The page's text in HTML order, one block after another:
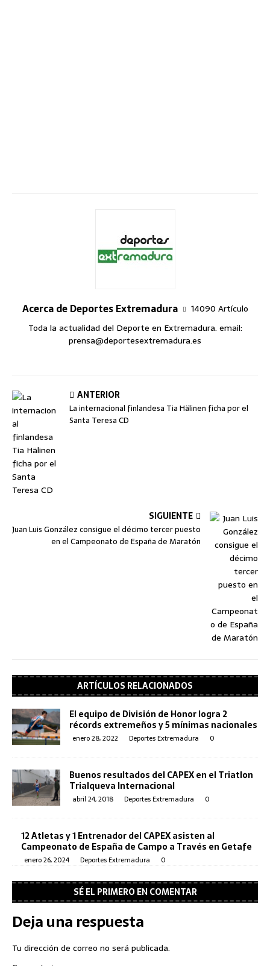
Acerca de Deportes Extremadura
14090 Artículo
Toda la actualidad del Deporte en Extremadura. email:
prensa@deportesextremadura.es
ANTERIOR
La internacional finlandesa Tia Hälinen ficha por el
Santa Teresa CD
SIGUIENTE
Juan Luis González consigue el décimo tercer puesto
en el Campeonato de España de Maratón
ARTÍCULOS RELACIONADOS
El equipo de División de Honor logra 2
récords extremeños y 5 mínimas nacionales
enero 28, 2022 Deportes Extremadura 0
Buenos resultados del CAPEX en el Triatlon
Trialqueva Internacional
abril 24, 2018 Deportes Extremadura 0
12 Atletas y 1 Entrenador del CAPEX asisten al
Campeonato de España de Campo a Través en Getafe
enero 26, 2024 Deportes Extremadura 0
SÉ EL PRIMERO EN COMENTAR
Deja una respuesta
Tu dirección de correo no será publicada.